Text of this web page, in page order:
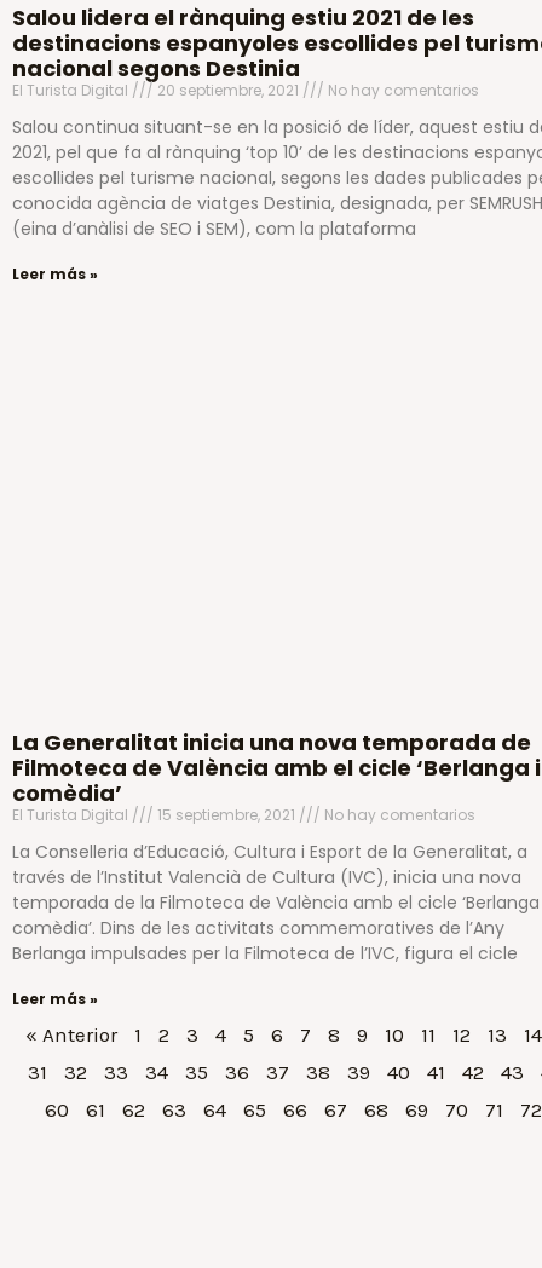
Salou lidera el rànquing estiu 2021 de les
destinacions espanyoles escollides pel
nacional segons Destinia
El Turista Digital 20 septiembre, 2021 No hay comentarios
Salou continua situant-se en la posició de líder, aquest estiu
2021, pel que fa al rànquing ‘top 10’ de les destinacions
escollides pel turisme nacional, segons les dades publicades
conocida agència de viatges Destinia, designada, per SEMRUSH
(eina d’anàlisi de SEO i SEM), com la plataforma
Leer más »
La Generalitat inicia una nova temporada de
Filmoteca de València amb el cicle ‘Berlanga
comèdia’
El Turista Digital 15 septiembre, 2021 No hay comentarios
La Conselleria d’Educació, Cultura i Esport de la Generalitat, a
través de l’Institut Valencià de Cultura (IVC), inicia una nova
temporada de la Filmoteca de València amb el cicle
comèdia’. Dins de les activitats commemoratives de l’Any
Berlanga impulsades per la Filmoteca de l’IVC, figura el cicle
Leer más »
« Anterior 1 2 3 4 5 6 7 8 9 10 11 12 13
14
31
32 33 34 35 36 37 38 39 40 41 42 43
60
61 62 63 64 65 66 67 68 69 70 71 72